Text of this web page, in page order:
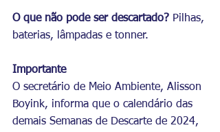
O que não pode ser descartado? Pilhas,
baterias, lâmpadas e tonner.
Importante
O secretário de Meio Ambiente, Alisson
Boyink, informa que o calendário das
demais Semanas de Descarte de 2024,